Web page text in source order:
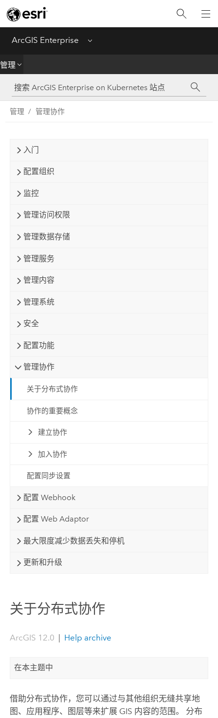
ArcGIS Enterprise Menu
管理
简介
部署
创建
分析
管理 管理协作
入门
配置组织
监控
管理访问权限
管理数据存储
管理服务
管理内容
管理系统
安全
配置功能
管理协作
关于分布式协作
协作的重要概念
建立协作
加入协作
配置同步设置
配置 Webhook
配置 Web Adaptor
最大限度减少数据丢失和停机
更新和升级
关于分布式协作
ArcGIS 12.0 Help archive
在本主题中
借助分布式协作，您可以通过与其他组织无缝共享地
图、应用程序、图层等来扩展 GIS 内容的范围。 分布